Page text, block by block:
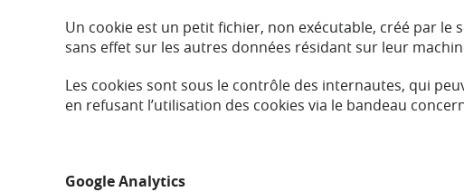
Un cookie est un petit fichier, non exécutable, créé par
sans effet sur les autres données résidant sur leur
Les cookies sont sous le contrôle des internautes, qui
en refusant l’utilisation des cookies via le bandeau
Google Analytics